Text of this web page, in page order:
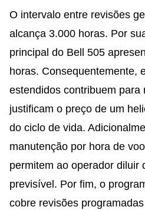
O intervalo entre revisões
alcança 3.000 horas. Por
principal do Bell 505
horas. Consequentemente,
estendidos contribuem para
justificam o preço de um
do ciclo de vida.
manutenção por hora de
permitem ao operador diluir
previsível. Por fim, o
cobre revisões